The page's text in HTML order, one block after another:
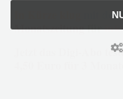
Jean-Arnaultmit
Monatszeitungfür
Jetzt das Digi-Abo